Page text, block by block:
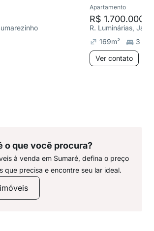
Apartamento
R$ 1.700.000
R. Luminárias,
169m²
3
Ver contato
o que você procura?
à venda em Sumaré, defina o preço
que precisa e encontre seu lar ideal.